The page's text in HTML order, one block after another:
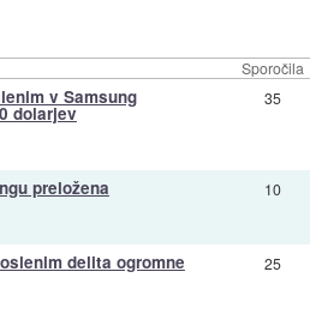
Sporočila
v Samsung
dolarjev
35
preložena 10
delita ogromne 25